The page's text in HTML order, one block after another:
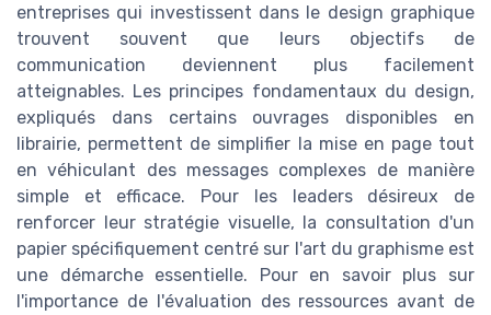
entreprises qui investissent dans le design graphique
trouvent souvent que leurs objectifs de
communication deviennent plus facilement
atteignables. Les principes fondamentaux du design,
expliqués dans certains ouvrages disponibles en
librairie, permettent de simplifier la mise en page tout
en véhiculant des messages complexes de manière
simple et efficace. Pour les leaders désireux de
renforcer leur stratégie visuelle, la consultation d'un
papier spécifiquement centré sur l'art du graphisme est
une démarche essentielle. Pour en savoir plus sur
l'importance de l'évaluation des ressources avant de